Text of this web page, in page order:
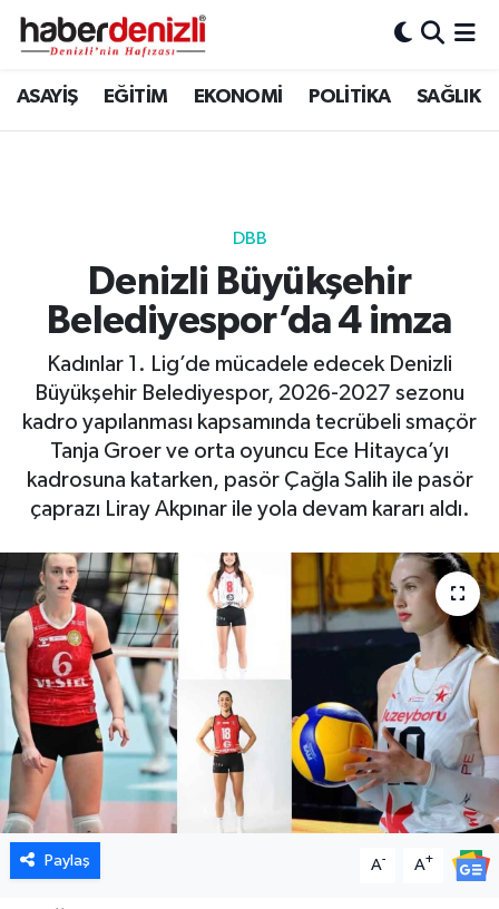
ASAYİŞ EĞİTİM EKONOMİ POLİTİKA SAĞLIK
DBB
Denizli Büyükşehir
Belediyespor’da 4 imza
Kadınlar 1. Lig’de mücadele edecek Denizli
Büyükşehir Belediyespor, 2026-2027 sezonu
kadro yapılanması kapsamında tecrübeli smaçör
Tanja Groer ve orta oyuncu Ece Hitayca’yı
kadrosuna katarken, pasör Çağla Salih ile pasör
çaprazı Liray Akpınar ile yola devam kararı aldı.
Paylaş A- A+
Denizli Nöbetçi Eczaneler
Tüm Manşetler
Son Dakika Haberleri
Haber Arşivi